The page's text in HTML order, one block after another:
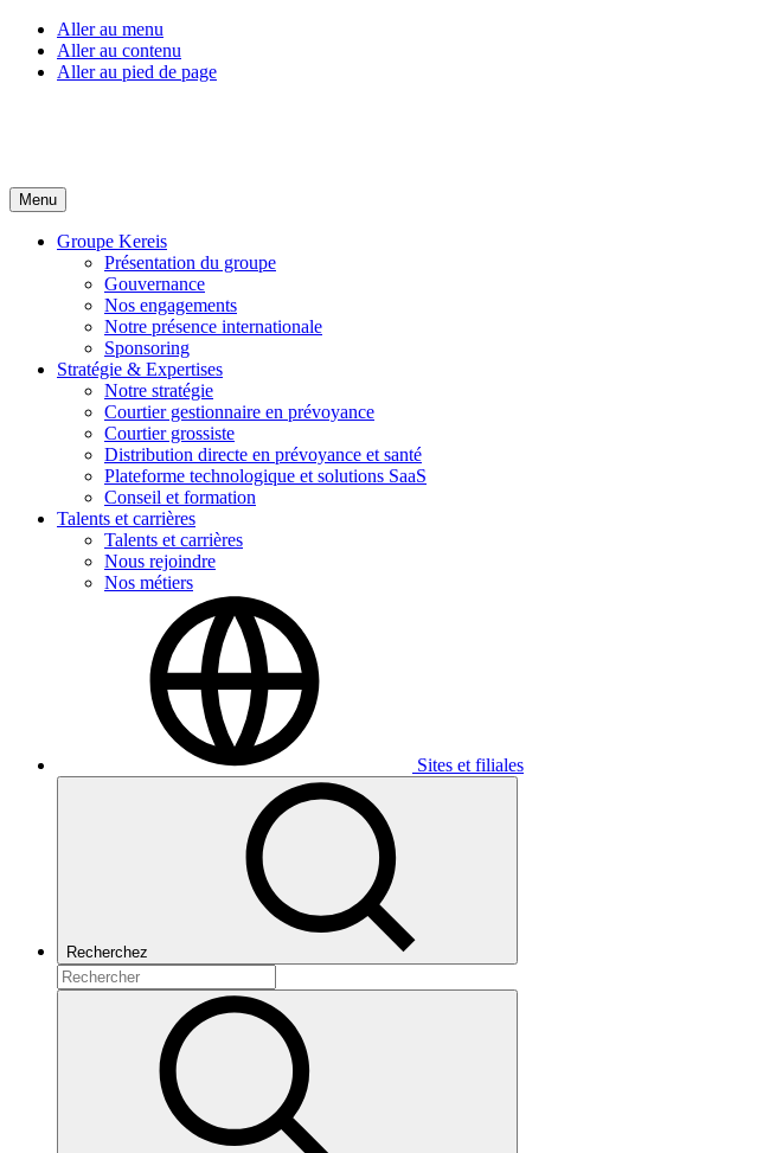
Aller au menu
Aller au contenu
Aller au pied de page
Menu
Groupe Kereis
Présentation du groupe
Gouvernance
Nos engagements
Notre présence internationale
Sponsoring
Stratégie & Expertises
Notre stratégie
Courtier gestionnaire en prévoyance
Courtier grossiste
Distribution directe en prévoyance et santé
Plateforme technologique et solutions SaaS
Conseil et formation
Talents et carrières
Talents et carrières
Nous rejoindre
Nos métiers
Sites et filiales
Recherchez